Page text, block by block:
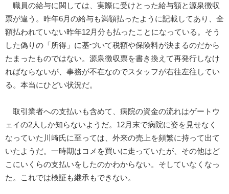
職員の給与に関しては、実際に受けとった給与額と源泉徴収
票が違う。昨年6月の給与も満額払ったように記載してあり、全
額払われていない昨年12月分も払ったことになっている。そう
した偽りの「所得」に基づいて税額や保険料が決まるのだから
たまったものではない。源泉徴収票を書き換えて再発行しなけ
ればならないが、事務が不在なのでスタッフが右往左往してい
る。本当にひどい状況だ。
取引業者への支払いも含めて、病院の資金の流れはゲートウ
ェイの2人しか知らないようだ。12月末で病院に姿を見せなく
なっていた川﨑氏に至っては、外来の売上を頻繁に持って出て
いたようだ。一時期はコメを買いに走っていたが、その他はど
こにいくらの支払いをしたのかわからない。そしていなくなっ
た。これでは検証も継承もできない。